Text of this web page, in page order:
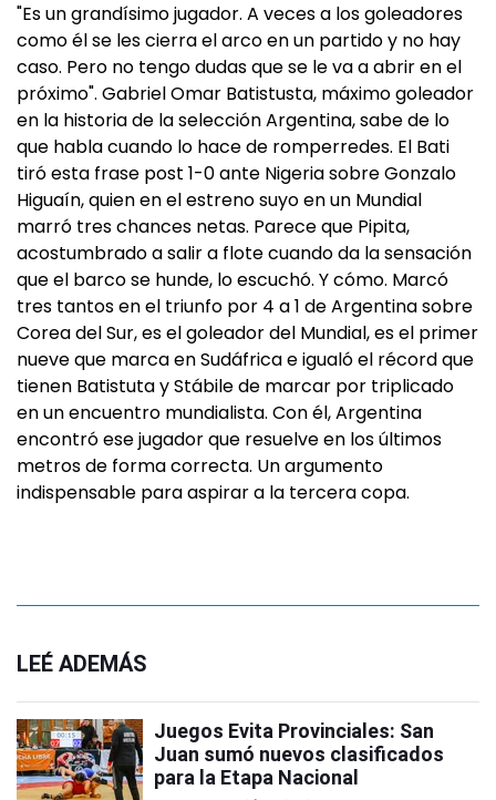
"Es un grandísimo jugador. A veces a los goleadores
como él se les cierra el arco en un partido y no hay
caso. Pero no tengo dudas que se le va a abrir en el
próximo". Gabriel Omar Batistusta, máximo goleador
en la historia de la selección Argentina, sabe de lo
que habla cuando lo hace de romperredes. El Bati
tiró esta frase post 1-0 ante Nigeria sobre Gonzalo
Higuaín, quien en el estreno suyo en un Mundial
marró tres chances netas. Parece que Pipita,
acostumbrado a salir a flote cuando da la sensación
que el barco se hunde, lo escuchó. Y cómo. Marcó
tres tantos en el triunfo por 4 a 1 de Argentina sobre
Corea del Sur, es el goleador del Mundial, es el primer
nueve que marca en Sudáfrica e igualó el récord que
tienen Batistuta y Stábile de marcar por triplicado
en un encuentro mundialista. Con él, Argentina
encontró ese jugador que resuelve en los últimos
metros de forma correcta. Un argumento
indispensable para aspirar a la tercera copa.
LEÉ ADEMÁS
Juegos Evita Provinciales: San
Juan sumó nuevos clasificados
para la Etapa Nacional